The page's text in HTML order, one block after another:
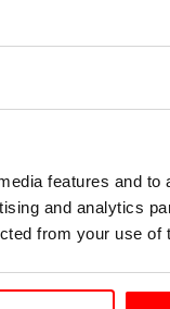
features and
and analytics
from your use of